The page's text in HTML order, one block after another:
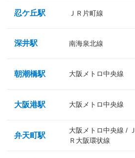
忍ケ丘駅 ＪＲ片町線
深井駅 南海泉北線
朝潮橋駅 大阪メトロ中央線
大阪港駅 大阪メトロ中央線
弁天町駅
大阪メトロ中央線 / Ｊ
Ｒ大阪環状線